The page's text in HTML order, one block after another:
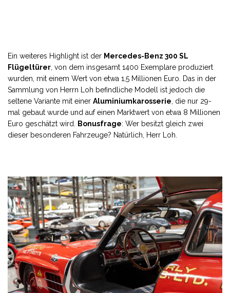
Ein weiteres Highlight ist der Mercedes-Benz 300 SL
Flügeltürer , von dem insgesamt 1400 Exemplare produziert
wurden, mit einem Wert von etwa 1,5 Millionen Euro. Das in der
Sammlung von Herrn Loh befindliche Modell ist jedoch die
seltene Variante mit einer Aluminiumkarosserie , die nur 29-
mal gebaut wurde und auf einen Marktwert von etwa 8 Millionen
Euro geschätzt wird. Bonusfrage: Wer besitzt gleich zwei
dieser besonderen Fahrzeuge? Natürlich, Herr Loh.